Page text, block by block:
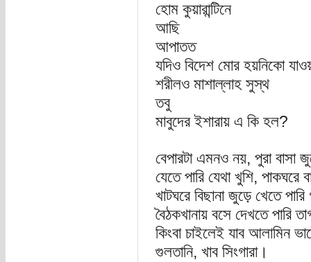
হোম কুয়ারান্টিনে
আছি
আপাতত
যদিও বিদেশ মোর হয়নিকো
শরীলও মাশাল্লাহ সুস্থ
তবু
মাবুদের ইশারায় এ কি হল?
বেপারটা এমনও নয়, পুরা বাসা
যেতে পারি যেথা খুশি, পাকঘরে
খাটঘরে বিছানা জুড়ে খেতে পারি
বৈঠকখানায় বসে দেখতে পারি
কিংবা চাইলেই যাব আলামিন
গুলতানি, খাব সিংগারা।